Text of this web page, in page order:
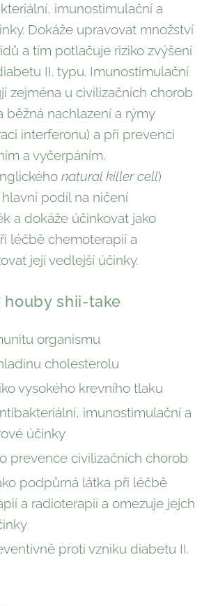
imunostimulační a
Dokáže upravovat množství
a tím potlačuje riziko zvýšení
II. typu. Imunostimulační
zejména u civilizačních chorob
běžná nachlazení a rýmy
interferonu) a při prevenci
a vyčerpáním.
natural killer cell)
podíl na ničení
a dokáže účinkovat jako
léčbě chemoterapií a
její vedlejší účinky.
shii-take
organismu
cholesterolu
vysokého krevního tlaku
imunostimulační a
účinky
prevence civilizačních chorob
podpůrná látka při léčbě
a radioterapií a omezuje jejch
proti vzniku diabetu II.